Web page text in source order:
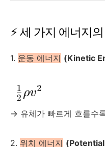
⚡ 세 가지 에너지
1. 운동 에너지 (Kinetic
→ 유체가 빠르게 흐를수
2. 위치 에너지